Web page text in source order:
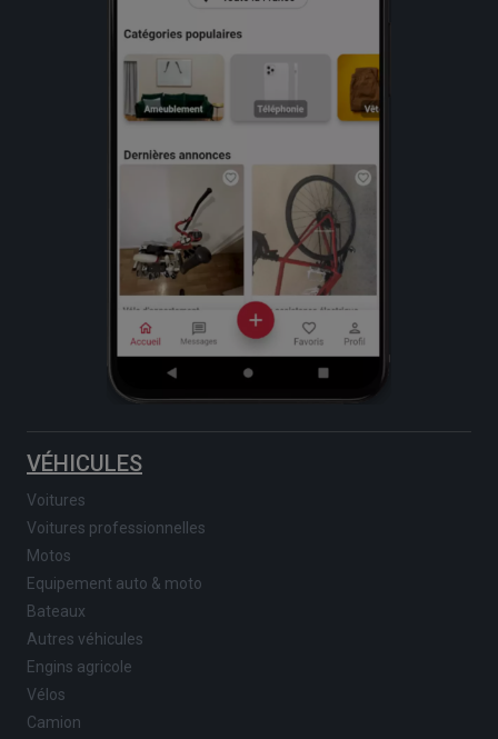
VÉHICULES
Voitures
Voitures professionnelles
Motos
Equipement auto & moto
Bateaux
Autres véhicules
Engins agricole
Vélos
Camion